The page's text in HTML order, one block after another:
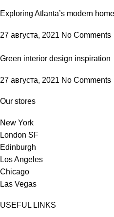
Exploring Atlanta’s modern
27 августа, 2021 No Comments
Green interior design inspiration
27 августа, 2021 No Comments
Our stores
New York
London SF
Edinburgh
Los Angeles
Chicago
Las Vegas
USEFUL LINKS